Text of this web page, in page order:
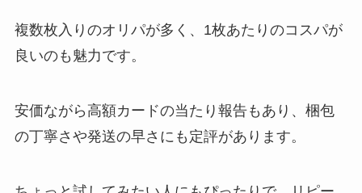
複数枚入りのオリパが多く、1枚あたりのコスパが
良いのも魅力です。
安価ながら高額カードの当たり報告もあり、梱包
の丁寧さや発送の早さにも定評があります。